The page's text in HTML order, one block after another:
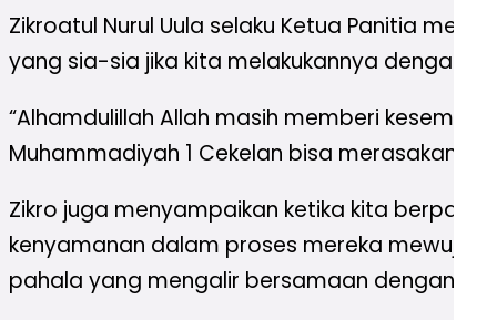
Zikroatul Nurul Uula selaku Ketua Panitia
yang sia-sia jika kita melakukannya dengan
“Alhamdulillah Allah masih memberi
Muhammadiyah 1 Cekelan bisa merasakan
Zikro juga menyampaikan ketika kita
kenyamanan dalam proses mereka
pahala yang mengalir bersamaan dengan